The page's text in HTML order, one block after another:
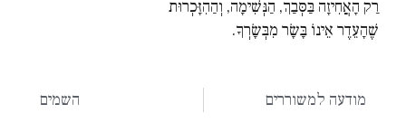
רַק הָאֲחִיזָה בַּסְּבַךְ, הַנְּשִׁימָה, וְהַהִזָּכְרוּת
שֶׁהָעֵדֶר אֵינוֹ בָּשָׂר מִבְּשָׂרְךָ.
מודעה למשוררים השמים